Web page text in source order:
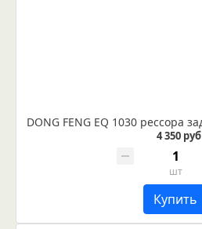
4 350 руб
шт
Купить